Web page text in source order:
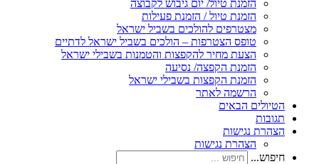
הזמנת טיול/ יום גיבוש לקבוצה
הזמנת טיול / הזמנת פעילות
מצטרפים להולכים בשביל ישראל
טופס הצטרפות – הולכים בשביל ישראל לדתיים
הצעת מחיר להקפצות והטמנות בשבילי ישראל
הזמנת הקפצה/ נסיעה
הזמנת הקפצות בשבילי ישראל
הרשמה לאתר
הטיולים הבאים
תגובות
הצהרת נגישות
הצהרת נגישות
חיפוש...